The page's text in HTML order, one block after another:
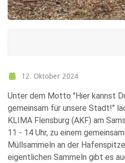
12. Oktober 2024
Unter dem Motto "Hier kannst
gemeinsam für unsere Stadt!"
KLIMA Flensburg (AKF) am
11 - 14 Uhr, zu einem
Müllsammeln an der
eigentlichen Sammeln gibt es